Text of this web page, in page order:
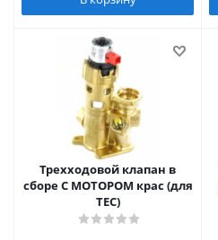
Трехходовой клапан в
сборе С МОТОРОМ крас (для
TEC)